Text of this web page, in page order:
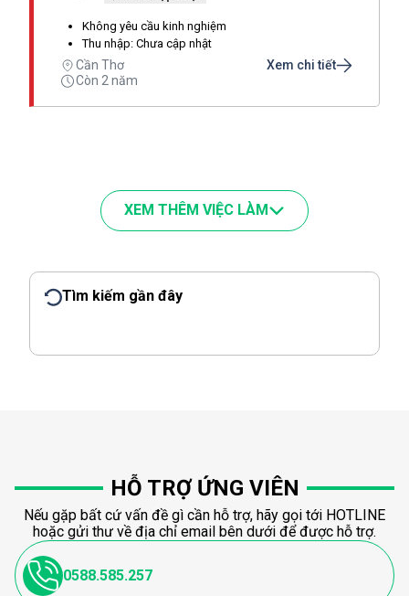
Không yêu cầu kinh nghiệm
Thu nhập: Chưa cập nhật
Cần Thơ
Còn 2 năm
Xem chi tiết
XEM THÊM VIỆC LÀM
Tìm kiếm gần đây
HỖ TRỢ ỨNG VIÊN
Nếu gặp bất cứ vấn đề gì cần hỗ trợ, hãy gọi tới HOTLINE
hoặc gửi thư về địa chỉ email bên dưới để được hỗ trợ.
0588.585.257